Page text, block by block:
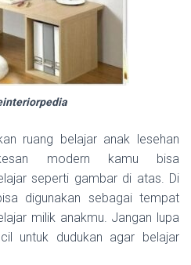
ruang belajar anak lesehan
modern kamu bisa
seperti gambar di atas. Di
digunakan sebagai tempat
milik anakmu. Jangan lupa
untuk dudukan agar belajar